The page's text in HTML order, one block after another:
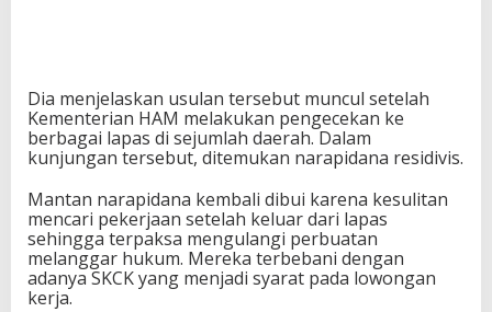
Dia menjelaskan usulan tersebut muncul setelah
Kementerian HAM melakukan pengecekan ke
berbagai lapas di sejumlah daerah. Dalam
kunjungan tersebut, ditemukan narapidana residivis.
Mantan narapidana kembali dibui karena kesulitan
mencari pekerjaan setelah keluar dari lapas
sehingga terpaksa mengulangi perbuatan
melanggar hukum. Mereka terbebani dengan
adanya SKCK yang menjadi syarat pada lowongan
kerja.